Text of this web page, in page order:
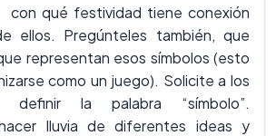
con qué festividad tiene conexión
ellos. Pregúnteles también, que
representan esos símbolos (esto
como un juego). Solicite a los
definir la palabra “símbolo”.
lluvia de diferentes ideas y